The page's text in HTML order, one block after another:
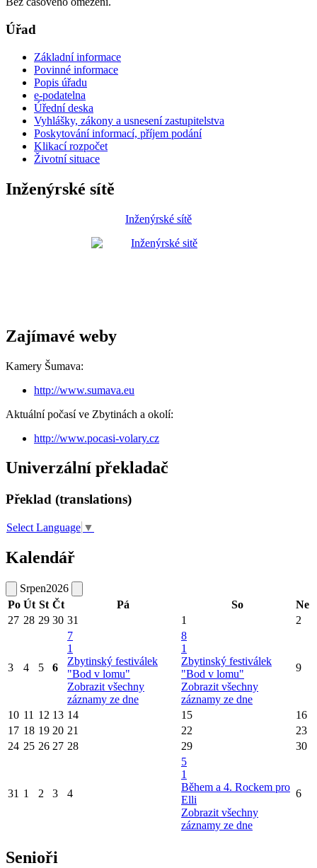
Úřad
Základní informace
Povinné informace
Popis úřadu
e-podatelna
Úřední deska
Vyhlášky, zákony a usnesení zastupitelstva
Poskytování informací, příjem podání
Klikací rozpočet
Životní situace
Inženýrské sítě
Inženýrské sítě
Zajímavé weby
Kamery Šumava:
http://www.sumava.eu
Aktuální počasí ve Zbytinách a okolí:
http://www.pocasi-volary.cz
Univerzální překladač
Překlad (translations)
Select Language ▼
Kalendář
Srpen2026
Po Út St Čt Pá So
Ne
27 28 29 30 31 1 2
3 4 5 6
7
1
Zbytinský festiválek
"Bod v lomu"
Zobrazit všechny
záznamy ze dne
8
1
Zbytinský festiválek
"Bod v lomu"
Zobrazit všechny
záznamy ze dne
9
10 11 12 13 14 15
16
17 18 19 20 21 22
23
24 25 26 27 28 29 30
31 1 2 3 4
5
1
Během a 4. Rockem pro
Elli
Zobrazit všechny
záznamy ze dne
6
Senioři